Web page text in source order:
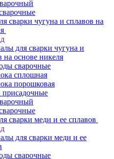
сварки чугуна и сплавов на
для сварки чугуна и
на основе никеля
сварочные
сплошная
порошковая
сварки меди и ее сплавов
для сварки меди и ее
сварочные